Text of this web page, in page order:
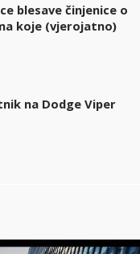
blesave činjenice o
koje (vjerojatno)
na Dodge Viper